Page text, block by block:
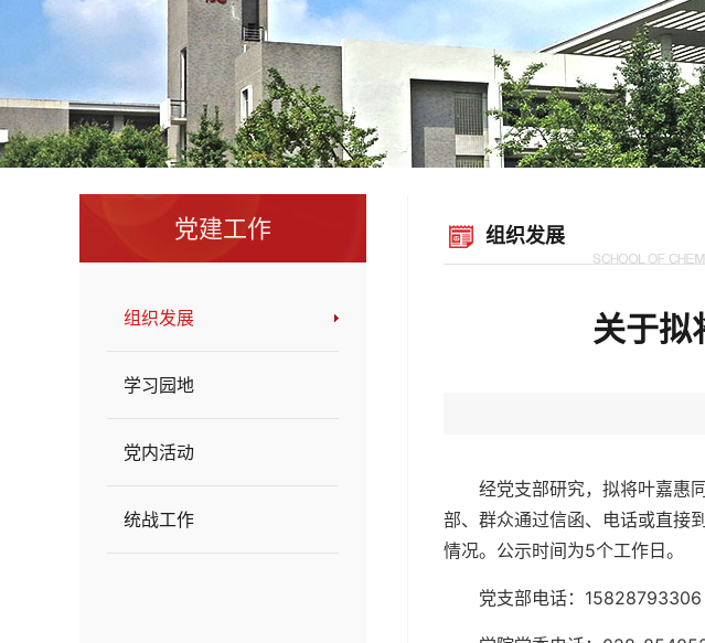
党建工作
组织发展
学习园地
党内活动
统战工作
组织发展
关于拟
经党支部研究，拟将叶嘉惠
部、群众通过信函、电话或直接
情况。公示时间为5个工作日。
党支部电话：15828793306